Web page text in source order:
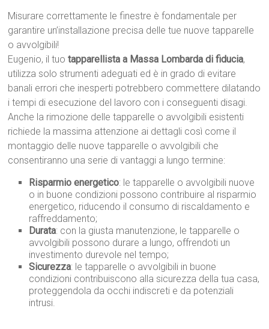
Misurare correttamente le finestre è fondamentale per
garantire un’installazione precisa delle tue nuove tapparelle
o avvolgibili!
Eugenio, il tuotapparellista a Massa Lombarda di fiducia,
utilizza solo strumenti adeguati ed è in grado di evitare
banali errori che inesperti potrebbero commettere dilatando
i tempi di esecuzione del lavoro con i conseguenti disagi.
Anche la rimozione delle tapparelle o avvolgibili esistenti
richiede la massima attenzione ai dettagli così come il
montaggio delle nuove tapparelle o avvolgibili che
consentiranno una serie di vantaggi a lungo termine:
Risparmio energetico: le tapparelle o avvolgibili nuove
o in buone condizioni possono contribuire al risparmio
energetico, riducendo il consumo di riscaldamento e
raffreddamento;
Durata: con la giusta manutenzione, le tapparelle o
avvolgibili possono durare a lungo, offrendoti un
investimento durevole nel tempo;
Sicurezza: le tapparelle o avvolgibili in buone
condizioni contribuiscono alla sicurezza della tua casa,
proteggendola da occhi indiscreti e da potenziali
intrusi.